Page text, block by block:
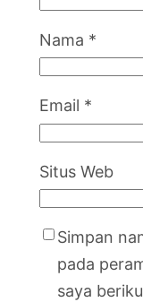
Nama *
Email *
Situs Web
Simpan
pada
saya